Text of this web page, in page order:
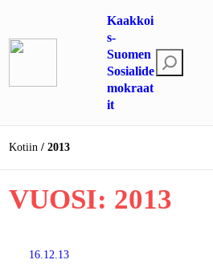
Kaakkoi
s-
Suomen
Sosialide
mokraat
it
t
Kotiin 2013
VUOSI: 2013
16.12.13